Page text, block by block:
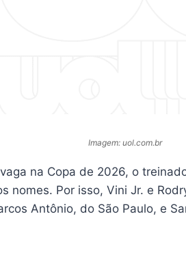
Imagem: uol.com.br
na Copa de 2026, o
nomes. Por isso, Vini Jr. e
Antônio, do São Paulo, e